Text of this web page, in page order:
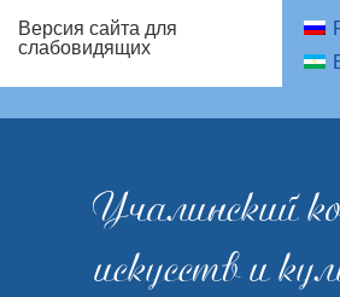
Версия сайта для
слабовидящих
Учалинский
искусств и